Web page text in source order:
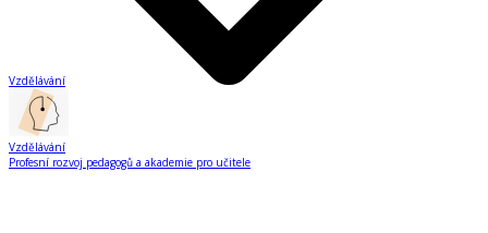
Vzdělávání
Vzdělávání
Profesní rozvoj pedagogů a akademie pro učitele